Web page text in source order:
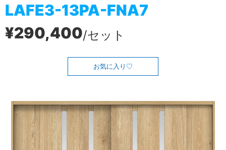
LAFE3-13PA-FNA7
¥290,400/セット
お気に入り